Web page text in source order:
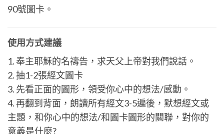
90號圖卡。
使用方式建議
1. 奉主耶穌的名禱告，求天父上帝對我們說話。
2. 抽1-2張經文圖卡
3. 先看正面的圖形，領受你心中的想法/感動。
4. 再翻到背面，朗讀所有經文3-5遍後，默想經文或
主題，和你心中的想法/和圖卡圖形的關聯，對你的
意義是什麼?